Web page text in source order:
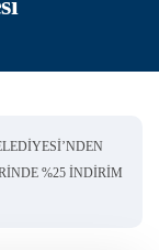
%25 İNDIRIM